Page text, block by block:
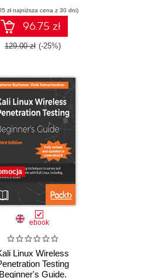
zł najniższa cena z 30 dni)
96.75 zł
129.00 zł (-25%)
,Dr. Ritu Bhargava
ebook
Linux Wireless
Testing
Beginner's Guide.